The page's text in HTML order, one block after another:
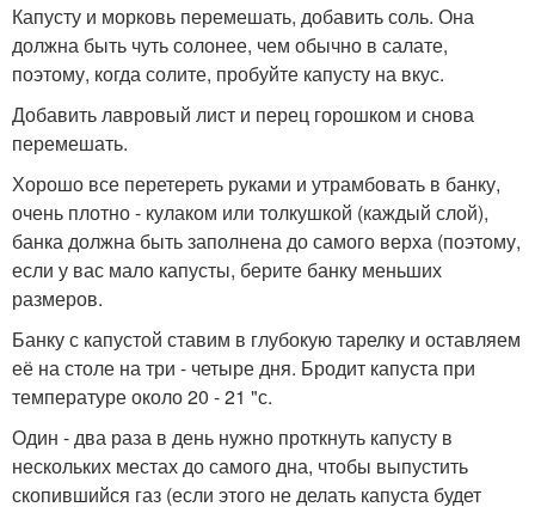
Капусту и морковь перемешать, добавить соль. Она
должна быть чуть солонее, чем обычно в салате,
поэтому, когда солите, пробуйте капусту на вкус.
Добавить лавровый лист и перец горошком и снова
перемешать.
Хорошо все перетереть руками и утрамбовать в банку,
очень плотно - кулаком или толкушкой (каждый слой),
банка должна быть заполнена до самого верха (поэтому,
если у вас мало капусты, берите банку меньших
размеров.
Банку с капустой ставим в глубокую тарелку и оставляем
её на столе на три - четыре дня. Бродит капуста при
температуре около 20 - 21 "с.
Один - два раза в день нужно проткнуть капусту в
нескольких местах до самого дна, чтобы выпустить
скопившийся газ (если этого не делать капуста будет